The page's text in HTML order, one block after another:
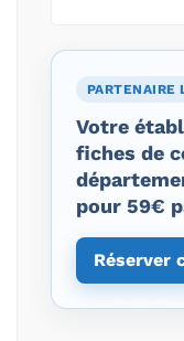
PARTENAIRE
Votre
fiches de
pour 59€
Réserver